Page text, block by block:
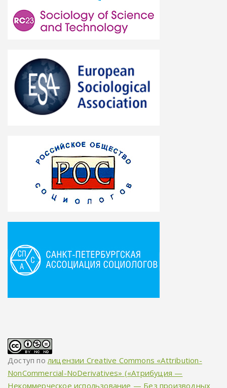
Доступ полицензии Creative Commons «Attribution-
NonCommercial-NoDerivatives» («Атрибуция —
Некоммерческое использование — Без производных